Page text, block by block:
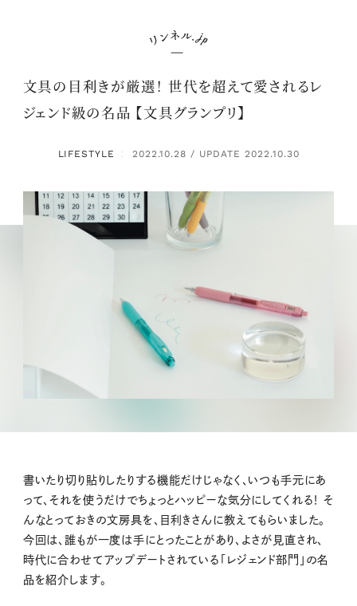
文具の目利きが厳選！ 世代を超えて愛されるレ
ジェンド級の名品 【文具グランプリ】
LIFESTYLE ： 2022.10.28 / UPDATE 2022.10.30
書いたり切り貼りしたりする機能だけじゃなく、いつも手元にあ
って、それを使うだけでちょっとハッピーな気分にしてくれる！ そ
んなとっておきの文房具を、目利きさんに教えてもらいました。
今回は、誰もが一度は手にとったことがあり、よさが見直され、
時代に合わせてアップデートされている「レジェンド部門」の名
品を紹介します。